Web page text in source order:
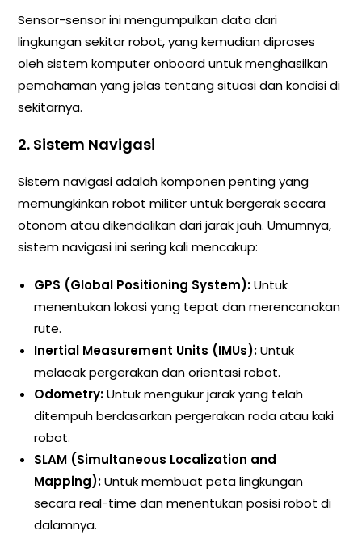
Sensor-sensor ini mengumpulkan data dari
lingkungan sekitar robot, yang kemudian diproses
oleh sistem komputer onboard untuk menghasilkan
pemahaman yang jelas tentang situasi dan kondisi di
sekitarnya.
2. Sistem Navigasi
Sistem navigasi adalah komponen penting yang
memungkinkan robot militer untuk bergerak secara
otonom atau dikendalikan dari jarak jauh. Umumnya,
sistem navigasi ini sering kali mencakup:
GPS (Global Positioning System):Untuk
menentukan lokasi yang tepat dan merencanakan
rute.
Inertial Measurement Units (IMUs):Untuk
melacak pergerakan dan orientasi robot.
Odometry:Untuk mengukur jarak yang telah
ditempuh berdasarkan pergerakan roda atau kaki
robot.
SLAM (Simultaneous Localization and
Mapping):Untuk membuat peta lingkungan
secara real-time dan menentukan posisi robot di
dalamnya.